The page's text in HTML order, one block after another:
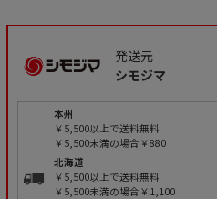
発送元
シモジマ
本州
￥5,500以上で送料無料
￥5,500未満の場合￥880
北海道
￥5,500以上で送料無料
￥5,500未満の場合￥1,100